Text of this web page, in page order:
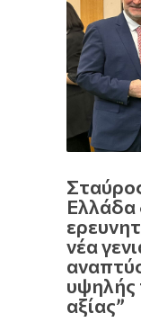
Ελλάδα
νέα
υψηλής
αξίας”